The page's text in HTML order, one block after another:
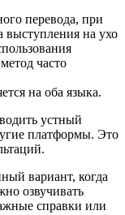
перевода, при
выступления на ухо
часто
на оба языка.
устный
платформы. Это
вариант, когда
озвучивать
справки или